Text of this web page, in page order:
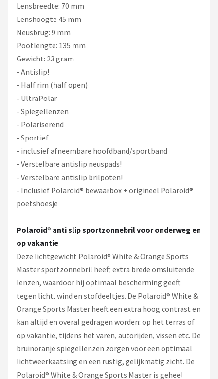
Lensbreedte: 70 mm
Lenshoogte 45 mm
Neusbrug: 9 mm
Pootlengte: 135 mm
Gewicht: 23 gram
- Antislip!
- Half rim (half open)
- UltraPolar
- Spiegellenzen
- Polariserend
- Sportief
- inclusief afneembare hoofdband/sportband
- Verstelbare antislip neuspads!
- Verstelbare antislip brilpoten!
- Inclusief Polaroid® bewaarbox + origineel Polaroid®
poetshoesje
Polaroid® anti slip sportzonnebril voor onderweg en
op vakantie
Deze lichtgewicht Polaroid® White & Orange Sports
Master sportzonnebril heeft extra brede omsluitende
lenzen, waardoor hij optimaal bescherming geeft
tegen licht, wind en stofdeeltjes. De Polaroid® White &
Orange Sports Master heeft een extra hoog contrast en
kan altijd en overal gedragen worden: op het terras of
op vakantie, tijdens het varen, autorijden, vissen etc. De
bruinoranje spiegellenzen zorgen voor een optimaal
lichtweerkaatsing en een rustig, gelijkmatig zicht. De
Polaroid® White & Orange Sports Master is geheel